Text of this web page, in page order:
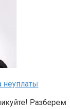
неуплаты
Разберем